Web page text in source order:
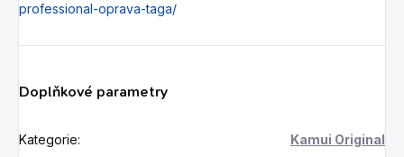
professional-oprava-taga/
Doplňkové parametry
Kategorie: Kamui Original